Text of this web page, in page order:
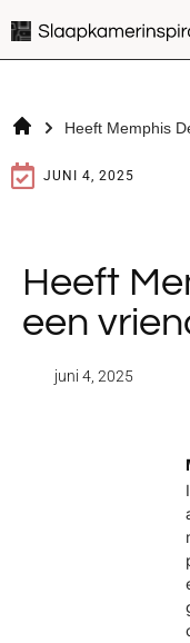
Heeft Memphis
JUNI 4, 2025
Heeft
een
juni 4, 2025